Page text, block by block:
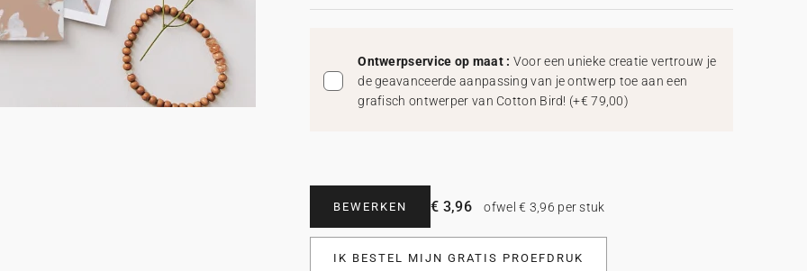
Ontwerpservice op maat : Voor een unieke creatie vertrouw je
de geavanceerde aanpassing van je ontwerp toe aan een
grafisch ontwerper van Cotton Bird! (+€ 79,00)
BEWERKEN € 3,96 ofwel € 3,96 per stuk
IK BESTEL MIJN GRATIS PROEFDRUK